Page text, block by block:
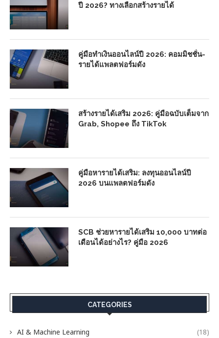
ปี 2026? ทางเลือกสร้างรายได้
คู่มือทำเงินออนไลน์ปี 2026: คอมมิชชั่น-
รายได้แพลตฟอร์มดัง
สร้างรายได้เสริม 2026: คู่มือฉบับเต็มจาก
Grab, Shopee ถึง TikTok
คู่มือหารายได้เสริม: ลงทุนออนไลน์ปี
2026 บนแพลตฟอร์มดัง
SCB ช่วยหารายได้เสริม 10,000 บาทต่อ
เดือนได้อย่างไร? คู่มือ 2026
CATEGORIES
AI & Machine Learning (18)